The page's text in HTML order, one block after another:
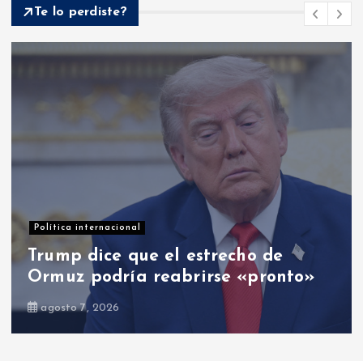
Te lo perdiste?
Opinión
El PRM: entre cambios y el
agosto 8, 2026